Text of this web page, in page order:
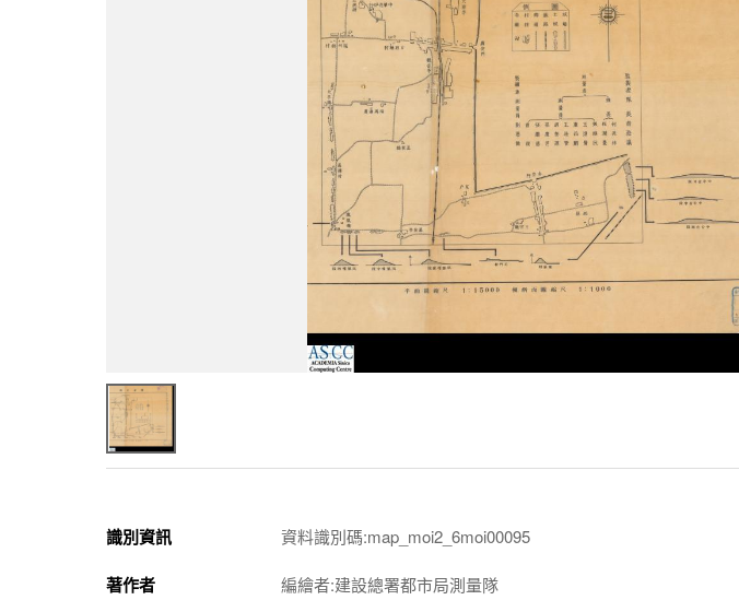
識別資訊 資料識別碼:map_moi2_6moi00095
著作者 編繪者:建設總署都市局測量隊